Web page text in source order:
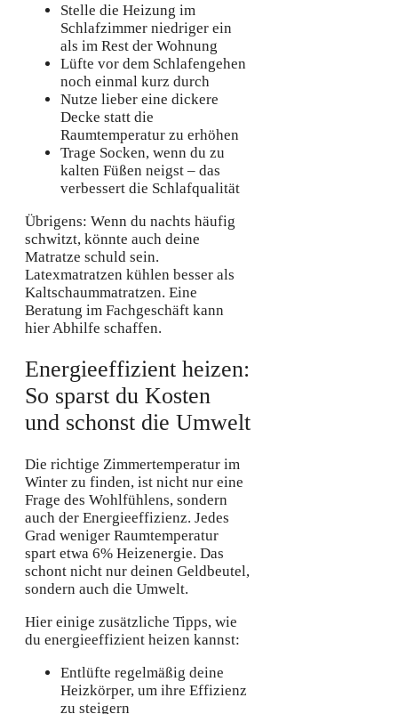
Stelle die Heizung im
Schlafzimmer niedriger ein
als im Rest der Wohnung
Lüfte vor dem Schlafengehen
noch einmal kurz durch
Nutze lieber eine dickere
Decke statt die
Raumtemperatur zu erhöhen
Trage Socken, wenn du zu
kalten Füßen neigst – das
verbessert die Schlafqualität
Übrigens: Wenn du nachts häufig
schwitzt, könnte auch deine
Matratze schuld sein.
Latexmatratzen kühlen besser als
Kaltschaummatratzen. Eine
Beratung im Fachgeschäft kann
hier Abhilfe schaffen.
Energieeffizient heizen:
So sparst du Kosten
und schonst die Umwelt
Die richtige Zimmertemperatur im
Winter zu finden, ist nicht nur eine
Frage des Wohlfühlens, sondern
auch der Energieeffizienz. Jedes
Grad weniger Raumtemperatur
spart etwa 6% Heizenergie. Das
schont nicht nur deinen Geldbeutel,
sondern auch die Umwelt.
Hier einige zusätzliche Tipps, wie
du energieeffizient heizen kannst:
Entlüfte regelmäßig deine
Heizkörper, um ihre Effizienz
zu steigern